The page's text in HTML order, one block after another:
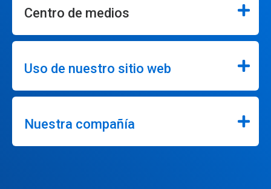
Centro de medios
Uso de nuestro sitio web
Nuestra compañía